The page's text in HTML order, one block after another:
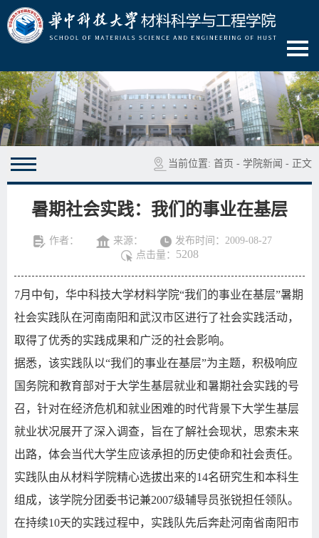
当前位置: 首页 - 学院新闻 - 正文
暑期社会实践：我们的事业在基层
作者： 来源：
发布时间：2009-08-27
点击量： 5208
7月中旬，华中科技大学材料学院“我们的事业在基层”暑期
社会实践队在河南南阳和武汉市区进行了社会实践活动，
取得了优秀的实践成果和广泛的社会影响。
据悉，该实践队以“我们的事业在基层”为主题，积极响应
国务院和教育部对于大学生基层就业和暑期社会实践的号
召，针对在经济危机和就业困难的时代背景下大学生基层
就业状况展开了深入调查，旨在了解社会现状，思索未来
出路，体会当代大学生应该承担的历史使命和社会责任。
实践队由从材料学院精心选拔出来的14名研究生和本科生
组成，该学院分团委书记兼2007级辅导员张锐担任领队。
在持续10天的实践过程中，实践队先后奔赴河南省南阳市